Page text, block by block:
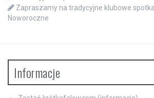
Zapraszamy na tradycyjne klubowe
Noworoczne
Informacje